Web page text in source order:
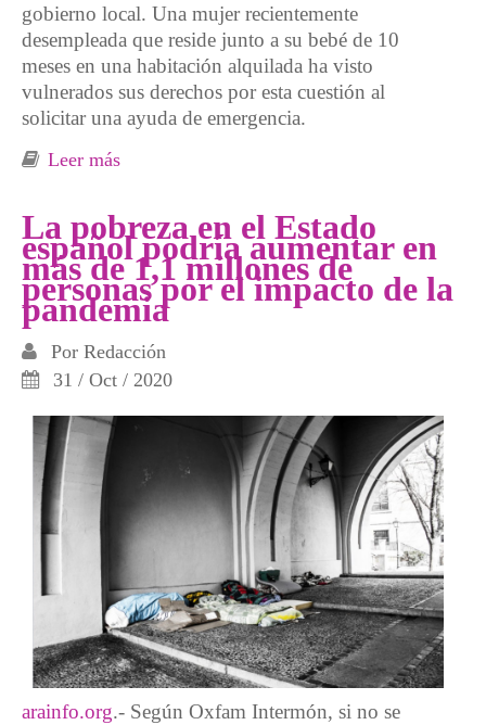
gobierno local. Una mujer recientemente
desempleada que reside junto a su bebé de 10
meses en una habitación alquilada ha visto
vulnerados sus derechos por esta cuestión al
solicitar una ayuda de emergencia.
Leer más
La pobreza en el Estado
español podría aumentar en
más de 1,1 millones de
personas por el impacto de la
pandemia
Por Redacción
31 / Oct / 2020
arainfo.org.- Según Oxfam Intermón, si no se